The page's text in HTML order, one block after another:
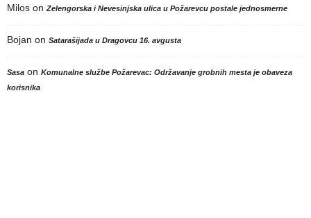
Milos on Zelengorska i Nevesinjska ulica u Požarevcu postale jednosmerne
Bojan on Satarašijada u Dragovcu 16. avgusta
Sasa on Komunalne službe Požarevac: Održavanje grobnih mesta je obaveza
korisnika